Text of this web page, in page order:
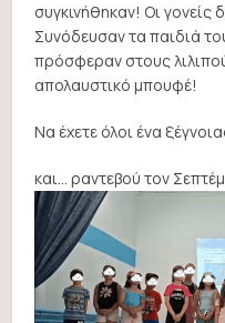
συγκινήθηκαν! Οι γονείς
Συνόδευσαν τα παιδιά
πρόσφεραν στους
απολαυστικό μπουφέ!
Να έχετε όλοι ένα
και… ραντεβού τον